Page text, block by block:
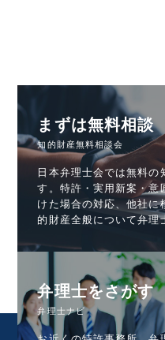
まずは無料相談
知的財産無料相談会
日本弁理士会では無料の
す。特許・実用新案・意
けた場合の対応、他社に
的財産全般について弁理
弁理士をさがす
弁理士ナビ